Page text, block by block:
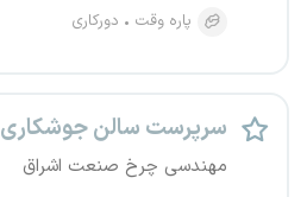
پاره وقت
دورکاری
سرپرست سالن جوشکاری
مهندسی چرخ صنعت اشراق